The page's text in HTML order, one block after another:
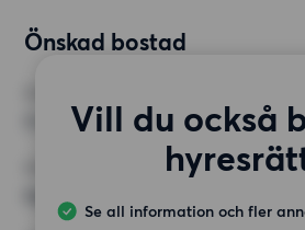
Önskad bostad
Vill du också
Se all information och fler
MINST ANTAL KVADRATMETER